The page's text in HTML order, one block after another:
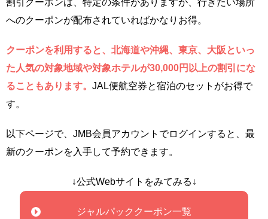
割引クーポンは、特定の条件がありますが、行きたい場所
へのクーポンが配布されていればかなりお得。
クーポンを利用すると、北海道や沖縄、東京、大阪といっ
た人気の対象地域や対象ホテルが30,000円以上の割引にな
ることもあります。 JAL便航空券と宿泊のセットがお得で
す。
以下ページで、JMB会員アカウントでログインすると、最
新のクーポンを入手して予約できます。
↓公式Webサイトをみてみる↓
ジャルパッククーポン一覧